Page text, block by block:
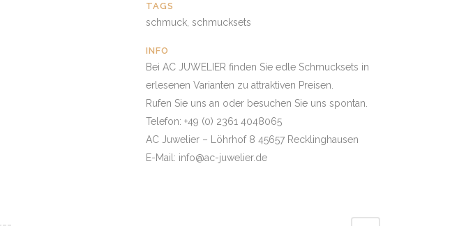
TAGS
schmuck, schmucksets
INFO
Bei AC JUWELIER finden Sie edle Schmucksets in
erlesenen Varianten zu attraktiven Preisen.
Rufen Sie uns an oder besuchen Sie uns spontan.
Telefon: +49 (0) 2361 4048065
AC Juwelier – Löhrhof 8 45657 Recklinghausen
E-Mail: info@ac-juwelier.de